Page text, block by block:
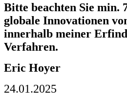
Bitte beachten Sie min.
globale Innovationen
innerhalb meiner
Verfahren.
Eric Hoyer
24.01.2025